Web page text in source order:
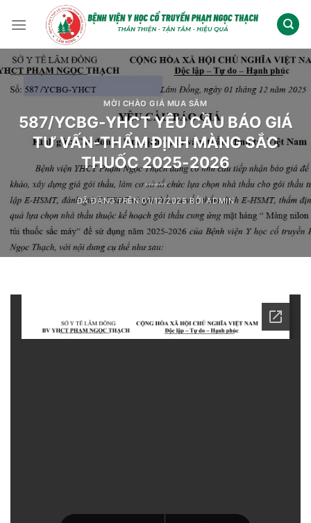
đến
dung
MỜI CHÀO GIÁ MUA SẮM
587/YCBG-YHCT YÊU CẦU BÁO GIÁ
TƯ VẤN-THẨM ĐỊNH MÀNG SẮC
THUỐC 2025-2026
ĐÃ ĐĂNG TRÊN01/12/2025 BỞIADMIN